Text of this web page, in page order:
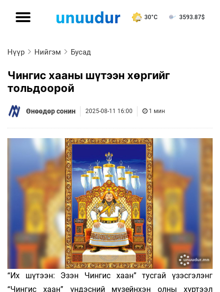
30°C 3593.87$
Нүүр Нийгэм Бусад
Чингис хааны шүтээн хөргийг
тольдоорой
Өнөөдөр сонин 2025-08-11 16:00 1 мин
“Их шүтээн: Эзэн Чингис хаан” тусгай үзэсгэлэнг
“Чингис хаан” үндэсний музейнхэн олны хүртээл